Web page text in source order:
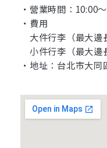
・營業時間：10:00
・費用
大件行李（最大邊
小件行李（最大邊
・地址： 台北市大同